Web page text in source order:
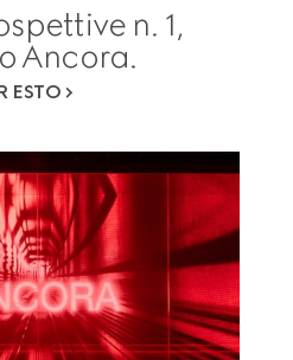
n. 1,
Ancora.
ESTO